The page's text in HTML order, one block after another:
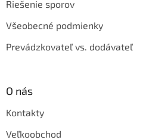
Riešenie sporov
Všeobecné podmienky
Prevádzkovateľ vs. dodávateľ
O nás
Kontakty
Veľkoobchod